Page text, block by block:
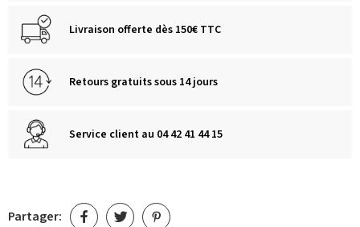
Livraison offerte dès 150€ TTC
Retours gratuits sous 14 jours
Service client au 04 42 41 44 15
Partager: